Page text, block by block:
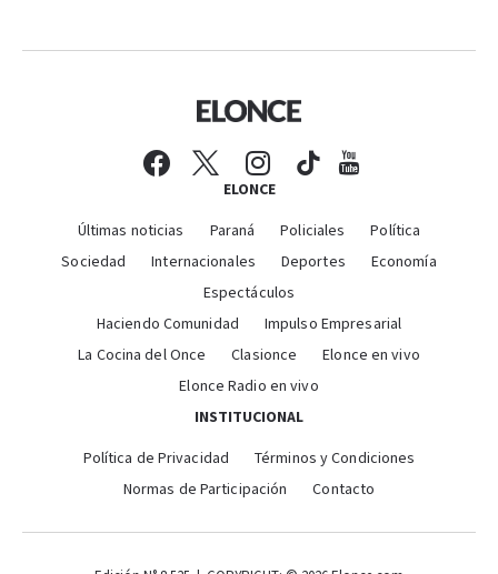
ELONCE
Últimas noticias Paraná Policiales
Política
Sociedad
Internacionales Deportes
Economía
Espectáculos
Haciendo Comunidad
Impulso Empresarial
La Cocina del Once
Clasionce
Elonce en vivo
Elonce Radio en vivo
INSTITUCIONAL
Política de Privacidad
Términos y Condiciones
Normas de Participación
Contacto